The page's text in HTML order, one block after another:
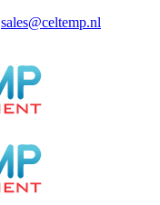
sales@celtemp.nl